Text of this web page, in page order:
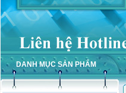
DANH MỤC SẢN PHẨM